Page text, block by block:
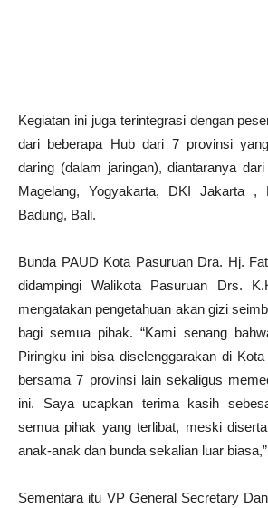
Kegiatan ini juga terintegrasi dengan
dari beberapa Hub dari 7 provinsi
daring (dalam jaringan), diantaranya
Magelang, Yogyakarta, DKI Jakarta ,
Badung, Bali.
Bunda PAUD Kota Pasuruan Dra. Hj.
didampingi Walikota Pasuruan Drs.
mengatakan pengetahuan akan gizi
bagi semua pihak. “Kami senang
Piringku ini bisa diselenggarakan di
bersama 7 provinsi lain sekaligus
ini. Saya ucapkan terima kasih
semua pihak yang terlibat, meski
anak-anak dan bunda sekalian luar
Sementara itu VP General Secretary